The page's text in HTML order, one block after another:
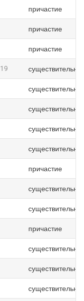
причастие
причастие
причастие
19
причастие
причастие